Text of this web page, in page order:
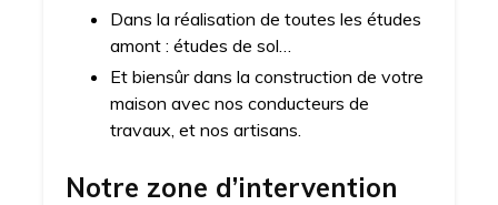
Dans la réalisation de toutes les études
amont : études de sol…
Et biensûr dans la construction de votre
maison avec nos conducteurs de
travaux, et nos artisans.
Notre zone d’intervention